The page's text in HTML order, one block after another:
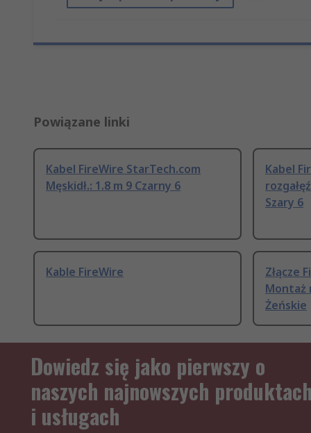
Powiązane linki
Kabel FireWire StarTech.com
Męskidł.: 1.8 m 9 Czarny 6
Kabel
Szary 6
Kable FireWire
Złącze
Montaż
Żeńskie
Dowiedz się jako pierwszy o
naszych najnowszych produktach
i usługach